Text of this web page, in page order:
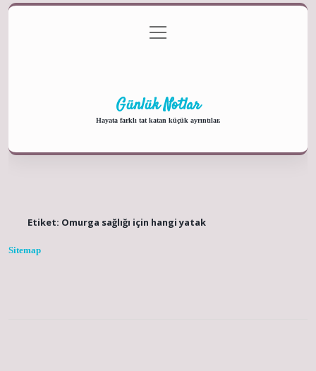
Gizlilik Politikası
menüyü
aç
Günlük Notlar
Hayata farklı tat katan küçük ayrıntılar.
Etiket: Omurga sağlığı için hangi yatak
Sitemap